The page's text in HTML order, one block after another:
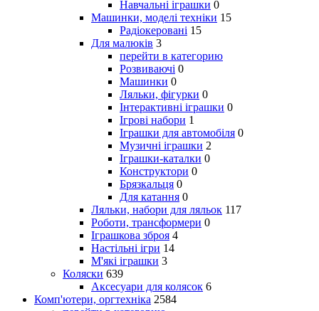
Навчальні іграшки 0
Машинки, моделі техніки 15
Радіокеровані 15
Для малюків 3
перейти в категорию
Розвиваючі 0
Машинки 0
Ляльки, фігурки 0
Інтерактивні іграшки 0
Ігрові набори 1
Іграшки для автомобіля 0
Музичні іграшки 2
Іграшки-каталки 0
Конструктори 0
Брязкальця 0
Для катання 0
Ляльки, набори для ляльок 117
Роботи, трансформери 0
Іграшкова зброя 4
Настільні ігри 14
М'які іграшки 3
Коляски 639
Аксесуари для колясок 6
Комп'ютери, оргтехніка 2584